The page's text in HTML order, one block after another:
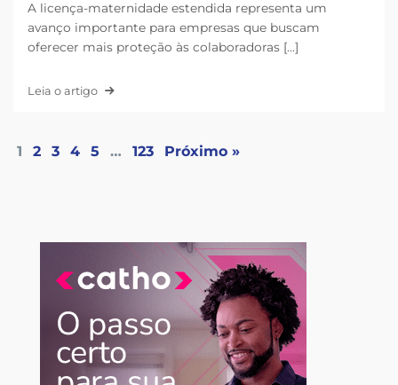
A licença-maternidade estendida representa um
avanço importante para empresas que buscam
oferecer mais proteção às colaboradoras [...]
Leia o artigo
1 2 3 4 5 … 123 Próximo »